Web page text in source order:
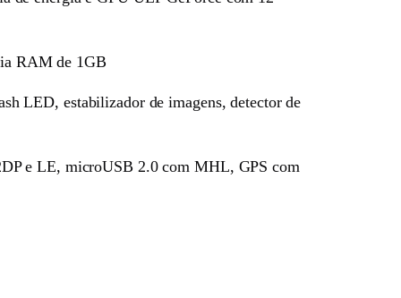
RAM de 1GB
LED, estabilizador de imagens, detector de
e LE, microUSB 2.0 com MHL, GPS com